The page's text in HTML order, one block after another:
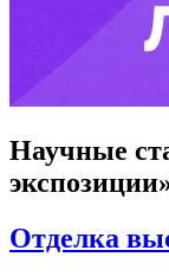
Научные
Отделка